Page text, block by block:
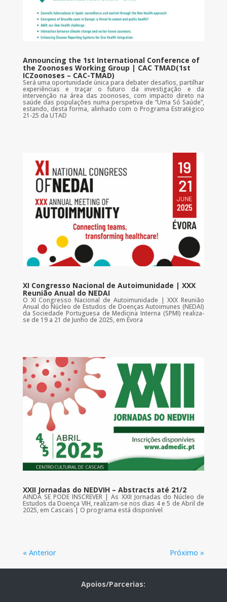
Announcing the 1st International Conference of
the Zoonoses Working Group | CAC TMAD(1st
ICZoonoses – CAC-TMAD)
Será uma oportunidade única para debater desafios, partilhar
experiências e traçar o futuro da investigação e da
intervenção na área das zoonoses, com impacto direto na
saúde das populações numa perspetiva de “Uma Só Saúde”,
estando, desta forma, alinhado com o Programa Estratégico
21-25 da UTAD
XI Congresso Nacional de Autoimunidade | XXX
Reunião Anual do NEDAI
O XI Congresso Nacional de Autoimunidade | XXX Reunião
Anual do Núcleo de Estudos de Doenças Autoimunes (NEDAI)
da Sociedade Portuguesa de Medicina Interna (SPMI) realiza-
se de 19 a 21 de Junho de 2025, em Évora
XXII Jornadas do NEDVIH – Abstracts até 21/2
AINDA SE PODE INSCREVER | As XXII Jornadas do Núcleo de
Estudos da Doença VIH, realizam-se nos dias 4 e 5 de Abril de
2025, em Cascais | O programa está disponível
« Anterior Próximo »
Apoios/Parcerias: